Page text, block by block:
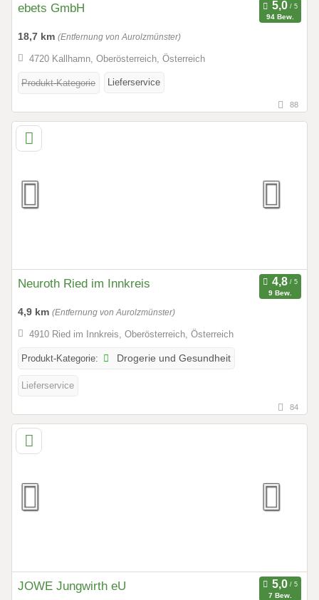
ebets GmbH
94 Bew.
18,7 km (Entfernung von Aurolzmünster)
4720 Kallhamn, Oberösterreich, Österreich
Produkt-Kategorie Lieferservice
88
Neuroth Ried im Innkreis
9 Bew.
4,9 km (Entfernung von Aurolzmünster)
4910 Ried im Innkreis, Oberösterreich, Österreich
Produkt-Kategorie: Drogerie und Gesundheit
Lieferservice
84
JOWE Jungwirth eU
7 Bew.